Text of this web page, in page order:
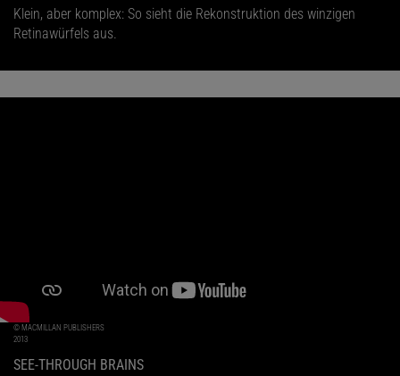
Klein, aber komplex: So sieht die Rekonstruktion des winzigen
Retinawürfels aus.
© MACMILLAN PUBLISHERS
2013
SEE-THROUGH BRAINS